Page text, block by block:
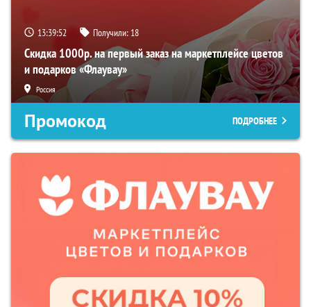
13:39:51 Получили: 18
Скидка 1000р. на первый заказ на маркетплейсе цветов
и подарков «Флаувау»
Россия
Промокод ПОДРОБНЕЕ